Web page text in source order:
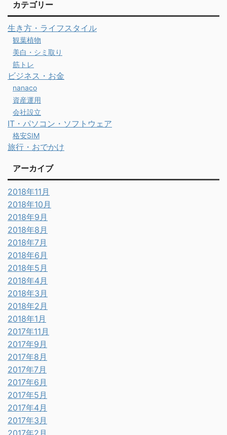
カテゴリー
生き方・ライフスタイル
観葉植物
美白・シミ取り
筋トレ
ビジネス・お金
nanaco
資産運用
会社設立
IT・パソコン・ソフトウェア
格安SIM
旅行・おでかけ
アーカイブ
2018年11月
2018年10月
2018年9月
2018年8月
2018年7月
2018年6月
2018年5月
2018年4月
2018年3月
2018年2月
2018年1月
2017年11月
2017年9月
2017年8月
2017年7月
2017年6月
2017年5月
2017年4月
2017年3月